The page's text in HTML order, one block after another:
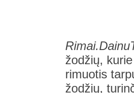
žodžių,
rimuotis
žodžių,